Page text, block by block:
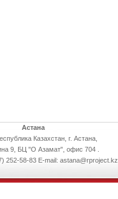
Астана
Казахстан, г. Астана,
9, БЦ "О Азамат", офис 704 .
252-58-83 E-mail: astana@rproject.kz